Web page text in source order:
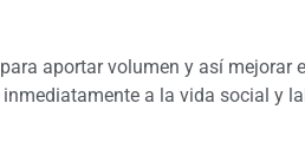
aportar volumen y así mejorar
a la vida social y